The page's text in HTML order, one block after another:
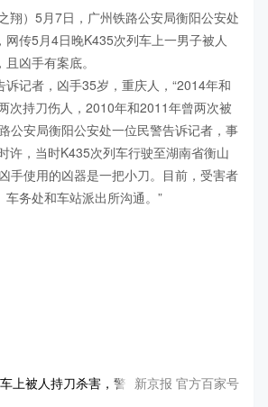
翔）5月7日，广州铁路公安局衡阳公安处
网传5月4日晚K435次列车上一男子被人
凶手有案底。
诉记者，凶手35岁，重庆人，“2014年和
次持刀伤人，2010年和2011年曾两次被
公安局衡阳公安处一位民警告诉记者，事
许，当时K435次列车行驶至湖南省衡山
手使用的凶器是一把小刀。目前，受害者
务处和车站派出所沟通。”
上被人持刀杀害，警方：属实，凶手有案底
新京报 官方百家号